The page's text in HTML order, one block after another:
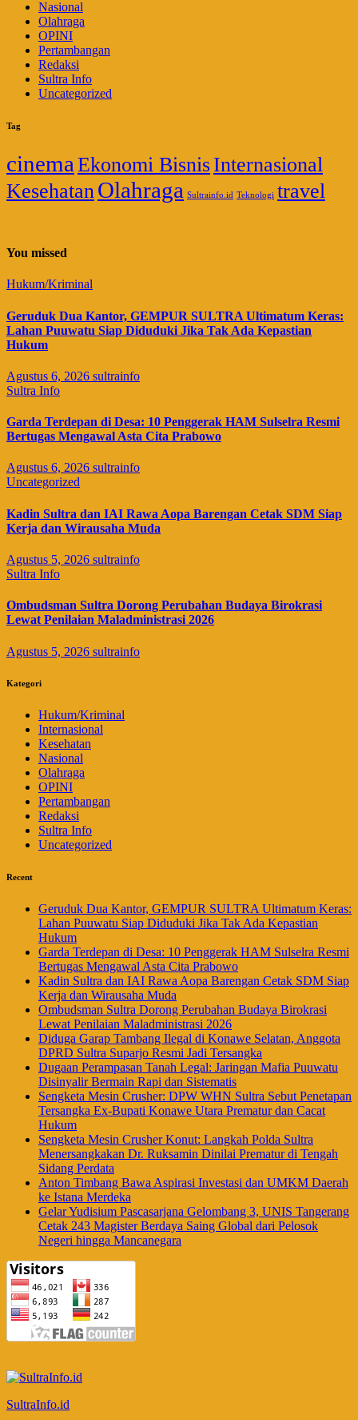
Nasional
Olahraga
OPINI
Pertambangan
Redaksi
Sultra Info
Uncategorized
Tag
cinema Ekonomi BisnisInternasional
KesehatanOlahraga Sultrainfo.id Teknologi travel
You missed
Hukum/Kriminal
Geruduk Dua Kantor, GEMPUR SULTRA Ultimatum Keras:
Lahan Puuwatu Siap Diduduki Jika Tak Ada Kepastian
Hukum
Agustus 6, 2026 sultrainfo
Sultra Info
Garda Terdepan di Desa: 10 Penggerak HAM Sulselra Resmi
Bertugas Mengawal Asta Cita Prabowo
Agustus 6, 2026 sultrainfo
Uncategorized
Kadin Sultra dan IAI Rawa Aopa Barengan Cetak SDM Siap
Kerja dan Wirausaha Muda
Agustus 5, 2026 sultrainfo
Sultra Info
Ombudsman Sultra Dorong Perubahan Budaya Birokrasi
Lewat Penilaian Maladministrasi 2026
Agustus 5, 2026 sultrainfo
Kategori
Hukum/Kriminal
Internasional
Kesehatan
Nasional
Olahraga
OPINI
Pertambangan
Redaksi
Sultra Info
Uncategorized
Recent
Geruduk Dua Kantor, GEMPUR SULTRA Ultimatum Keras:
Lahan Puuwatu Siap Diduduki Jika Tak Ada Kepastian
Hukum
Garda Terdepan di Desa: 10 Penggerak HAM Sulselra Resmi
Bertugas Mengawal Asta Cita Prabowo
Kadin Sultra dan IAI Rawa Aopa Barengan Cetak SDM Siap
Kerja dan Wirausaha Muda
Ombudsman Sultra Dorong Perubahan Budaya Birokrasi
Lewat Penilaian Maladministrasi 2026
Diduga Garap Tambang Ilegal di Konawe Selatan, Anggota
DPRD Sultra Suparjo Resmi Jadi Tersangka
Dugaan Perampasan Tanah Legal: Jaringan Mafia Puuwatu
Disinyalir Bermain Rapi dan Sistematis
Sengketa Mesin Crusher: DPW WHN Sultra Sebut Penetapan
Tersangka Ex-Bupati Konawe Utara Prematur dan Cacat
Hukum
Sengketa Mesin Crusher Konut: Langkah Polda Sultra
Menersangkakan Dr. Ruksamin Dinilai Prematur di Tengah
Sidang Perdata
Anton Timbang Bawa Aspirasi Investasi dan UMKM Daerah
ke Istana Merdeka
Gelar Yudisium Pascasarjana Gelombang 3, UNIS Tangerang
Cetak 243 Magister Berdaya Saing Global dari Pelosok
Negeri hingga Mancanegara
SultraInfo.id